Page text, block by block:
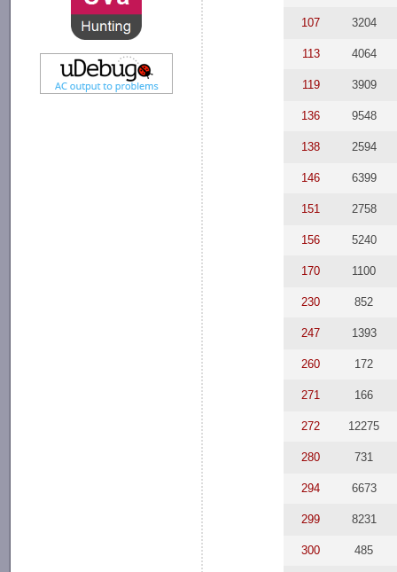
107 3204
113 4064
119 3909
136 9548
138 2594
146 6399
151 2758
156 5240
170 1100
230 852
247 1393
260 172
271 166
272 12275
280 731
294 6673
299 8231
300 485